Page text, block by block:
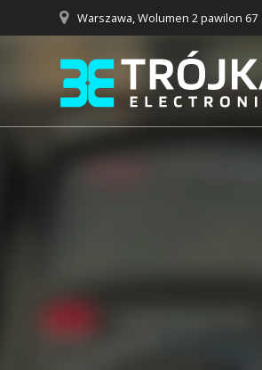
do
Warszawa, Wolumen 2 pawilon 67